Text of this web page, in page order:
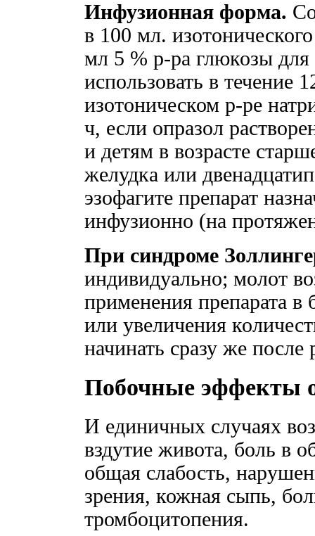
Инфузионная форма.
в 100 мл.
мл 5 % р-ра глюкозы
использовать в течение
изотоническом р-ре
ч, если опразол
и детям в возрасте
желудка или
эзофагите препарат
инфузионно (на
При синдроме
индивидуально; молот
применения препарата в
или увеличения
начинать сразу же после
Побочные эффекты
И единичных случаях
вздутие живота, боль в
общая слабость,
зрения, кожная сыпь,
тромбоцитопения.